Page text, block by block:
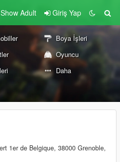
Show Adult Giriş Yap
Boya İşleri
Oyuncu
Daha
1er de Belgique, 38000 Grenoble,